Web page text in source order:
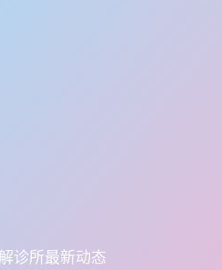
诊所最新动态